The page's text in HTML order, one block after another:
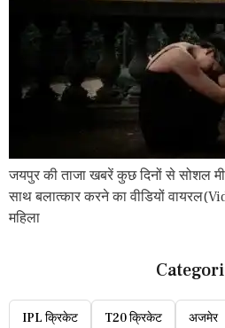
जयपुर की ताजा खबरें कुछ दिनों से सोशल
साथ बलात्कार करने का वीडियों
महिला
IPL क्रिकेट T20 क्रिकेट अजमेर